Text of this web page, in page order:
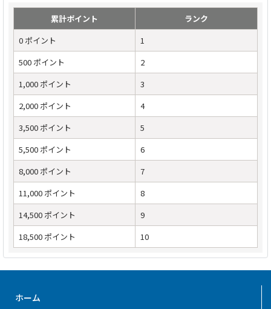
累計ポイント
ランク
0 ポイント
1
500 ポイント
2
1,000 ポイント
3
2,000 ポイント
4
3,500 ポイント
5
5,500 ポイント
6
8,000 ポイント
7
11,000 ポイント
8
14,500 ポイント
9
18,500 ポイント
10
ホーム